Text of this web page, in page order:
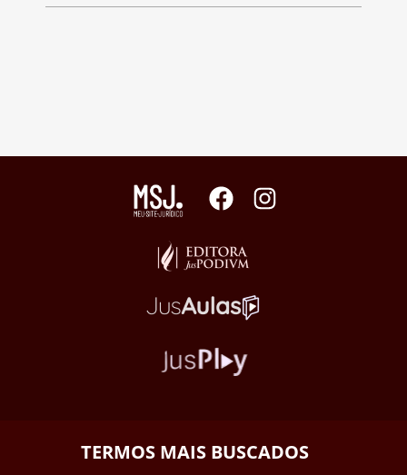
TERMOS MAIS BUSCADOS